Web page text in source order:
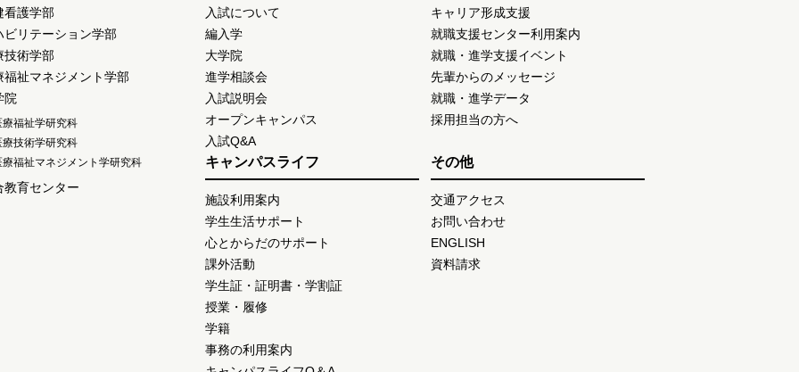
看護学部
ビリテーション学部
技術学部
福祉マネジメント学部
院
療福祉学研究科
療技術学研究科
療福祉マネジメント学研究科
教育センター
入試について
編入学
大学院
進学相談会
入試説明会
オープンキャンパス
入試Q&A
キャリア形成支援
就職支援センター利用案内
就職・進学支援イベント
先輩からのメッセージ
就職・進学データ
採用担当の方へ
キャンパスライフ
施設利用案内
学生生活サポート
心とからだのサポート
課外活動
学生証・証明書・学割証
授業・履修
学籍
事務の利用案内
その他
交通アクセス
お問い合わせ
ENGLISH
資料請求